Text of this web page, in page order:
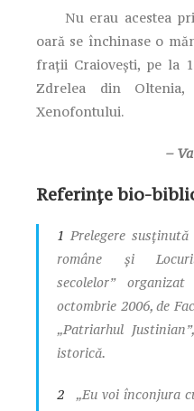
Nu erau acestea
oară se închinase o
fraţii Craioveşti, pe la
Zdrelea din
Xenofontului.
–
Referințe bio-
1 Prelegere
române şi
secolelor”organizat
octombrie 2006, de
„Patriarhul
istorică.
2 „Eu voi înconjura